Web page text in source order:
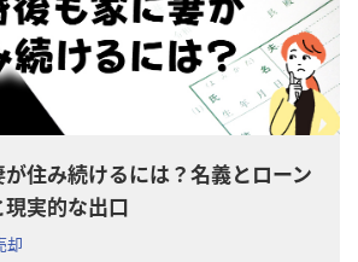
住み続けるには？名義とローン
実的な出口
却